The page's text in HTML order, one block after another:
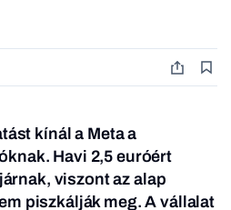
kínál a Meta a
Havi 2,5 euróért
viszont az alap
piszkálják meg. A vállalat